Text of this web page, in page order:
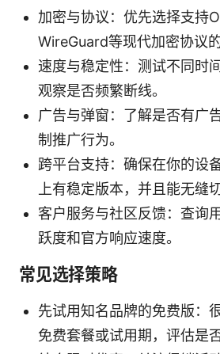
加密与协议：优先选择支持
WireGuard等现代加密协议的
速度与稳定性：测试不同时
观察是否频繁断线。
广告与弹窗：了解是否有广
制推广行为。
跨平台支持：确保在你的设
上有稳定版本，并且能无缝
客户服务与社区反馈：查询
跃度和官方响应速度。
常见选择策略
先试用知名品牌的免费版：
免费套餐或试用期，评估是